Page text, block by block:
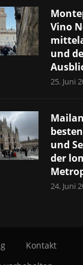
Vino
und
25. Juni
und
der
24. Juni
Kontakt